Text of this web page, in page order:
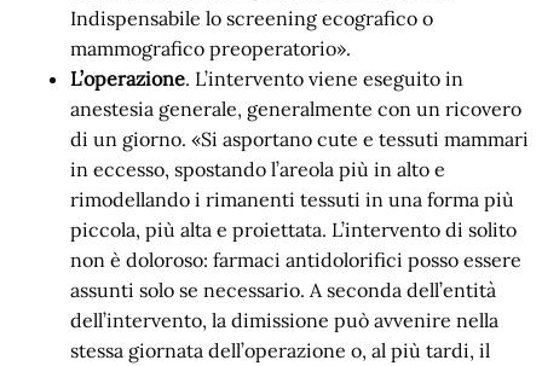
Indispensabile lo screening ecografico o
mammografico preoperatorio».
L’operazione. L’intervento viene eseguito in
anestesia generale, generalmente con un ricovero
di un giorno. «Si asportano cute e tessuti mammari
in eccesso, spostando l’areola più in alto e
rimodellando i rimanenti tessuti in una forma più
piccola, più alta e proiettata. L’intervento di solito
non è doloroso: farmaci antidolorifici posso essere
assunti solo se necessario. A seconda dell’entità
dell’intervento, la dimissione può avvenire nella
stessa giornata dell’operazione o, al più tardi, il